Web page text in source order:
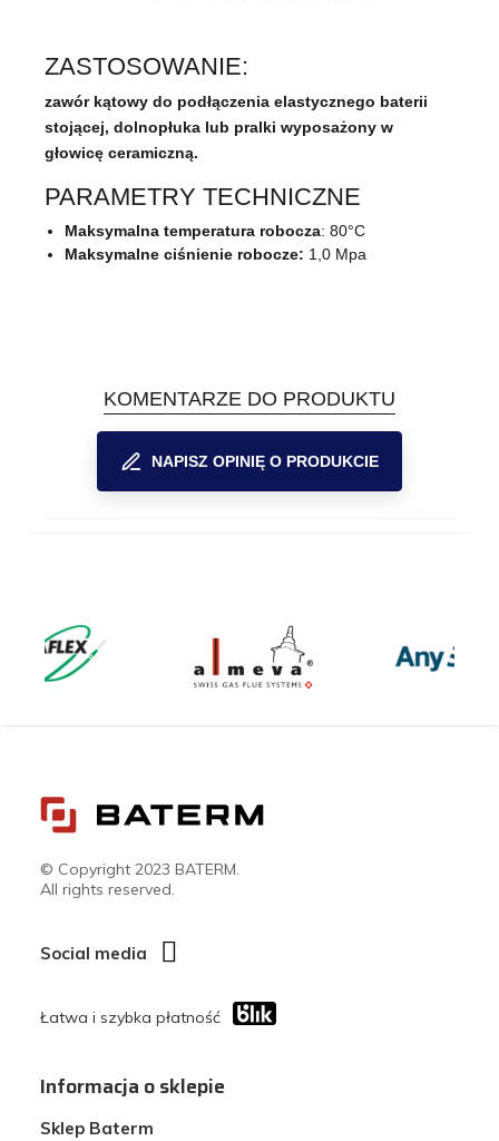
ZASTOSOWANIE:
zawór kątowy do podłączenia elastycznego baterii
stojącej, dolnopłuka lub pralki wyposażony w
głowicę ceramiczną.
PARAMETRY TECHNICZNE
Maksymalna temperatura robocza: 80°C
Maksymalne ciśnienie robocze: 1,0 Mpa
KOMENTARZE DO PRODUKTU
NAPISZ OPINIĘ O PRODUKCIE
© Copyright 2023 BATERM.
All rights reserved.
Social media
Łatwa i szybka płatność
Informacja o sklepie
Sklep Baterm